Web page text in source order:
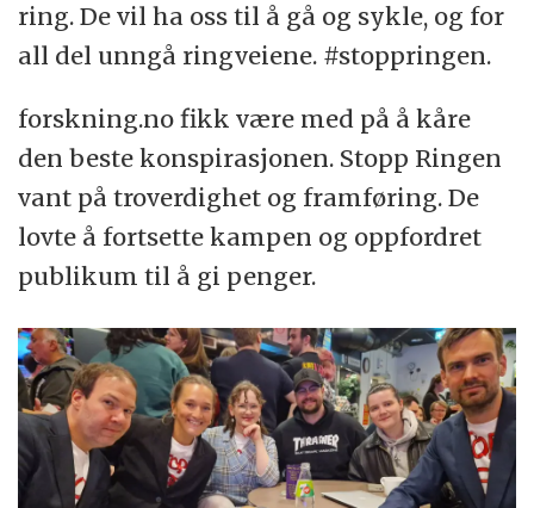
ring. De vil ha oss til å gå og sykle, og for
all del unngå ringveiene. #stoppringen.
forskning.no fikk være med på å kåre
den beste konspirasjonen. Stopp Ringen
vant på troverdighet og framføring. De
lovte å fortsette kampen og oppfordret
publikum til å gi penger.